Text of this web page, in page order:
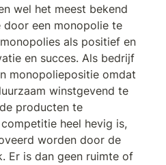
wel het meest bekend
een monopolie te
als positief en
en succes. Als bedrijf
monopoliepositie omdat
winstgevend te
producten te
heel hevig is,
worden door de
Er is dan geen ruimte of